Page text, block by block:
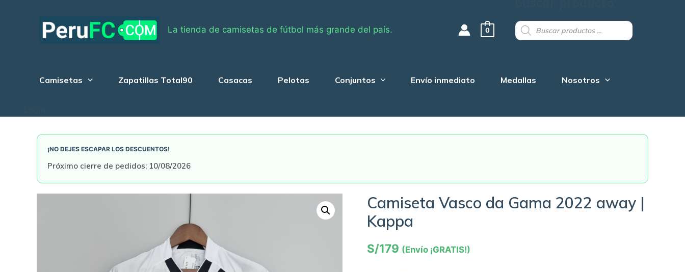
La tienda de camisetas de fútbol más grande del país. 0
Products
search
Camisetas Zapatillas Total90 Casacas Pelotas Conjuntos Envío inmediato Medallas Nosotros
¡NO DEJES ESCAPAR LOS DESCUENTOS!
Próximo cierre de pedidos: 10/08/2026
Camiseta Vasco da Gama 2022 away |
Kappa
S/179 (Envío ¡GRATIS!)